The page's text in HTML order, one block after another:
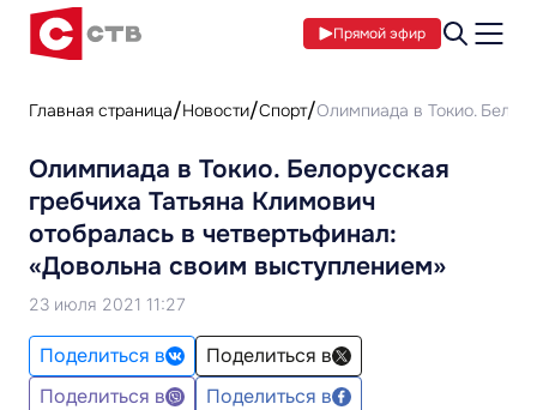
Прямой эфир
Главная страница Новости Спорт Олимпиада в Токио.
Олимпиада в Токио. Белорусская
гребчиха Татьяна Климович
отобралась в четвертьфинал:
«Довольна своим выступлением»
23 июля 2021 11:27
Поделиться в
Поделиться в
Поделиться в
Поделиться в